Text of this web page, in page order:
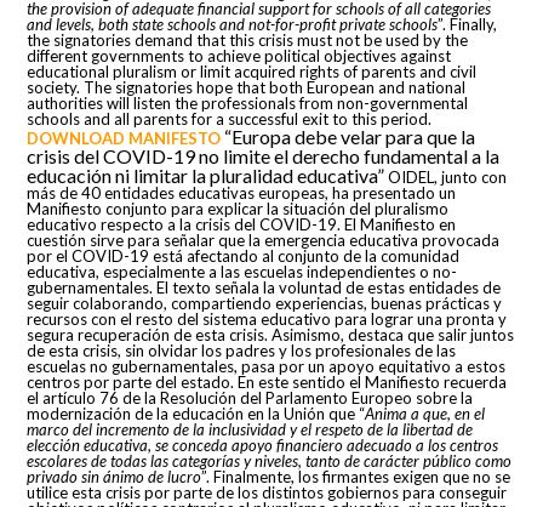
the provision of adequate financial support for schools of all categories
and levels, both state schools and not-for-profit private schools”. Finally,
the signatories demand that this crisis must not be used by the
different governments to achieve political objectives against
educational pluralism or limit acquired rights of parents and civil
society. The signatories hope that both European and national
authorities will listen the professionals from non-governmental
schools and all parents for a successful exit to this period.
DOWNLOAD MANIFESTO “Europa debe velar para que la
crisis del COVID-19 no limite el derecho fundamental a la
educación ni limitar la pluralidad educativa”OIDEL, junto con
más de 40 entidades educativas europeas, ha presentado un
Manifiesto conjunto para explicar la situación del pluralismo
educativo respecto a la crisis del COVID-19. El Manifiesto en
cuestión sirve para señalar que la emergencia educativa provocada
por el COVID-19 está afectando al conjunto de la comunidad
educativa, especialmente a las escuelas independientes o no-
gubernamentales. El texto señala la voluntad de estas entidades de
seguir colaborando, compartiendo experiencias, buenas prácticas y
recursos con el resto del sistema educativo para lograr una pronta y
segura recuperación de esta crisis. Asimismo, destaca que salir juntos
de esta crisis, sin olvidar los padres y los profesionales de las
escuelas no gubernamentales, pasa por un apoyo equitativo a estos
centros por parte del estado. En este sentido el Manifiesto recuerda
el artículo 76 de la Resolución del Parlamento Europeo sobre la
modernización de la educación en la Unión que “Anima a que, en el
marco del incremento de la inclusividad y el respeto de la libertad de
elección educativa, se conceda apoyo financiero adecuado a los centros
escolares de todas las categorías y niveles, tanto de carácter público como
privado sin ánimo de lucro”. Finalmente, los firmantes exigen que no se
utilice esta crisis por parte de los distintos gobiernos para conseguir